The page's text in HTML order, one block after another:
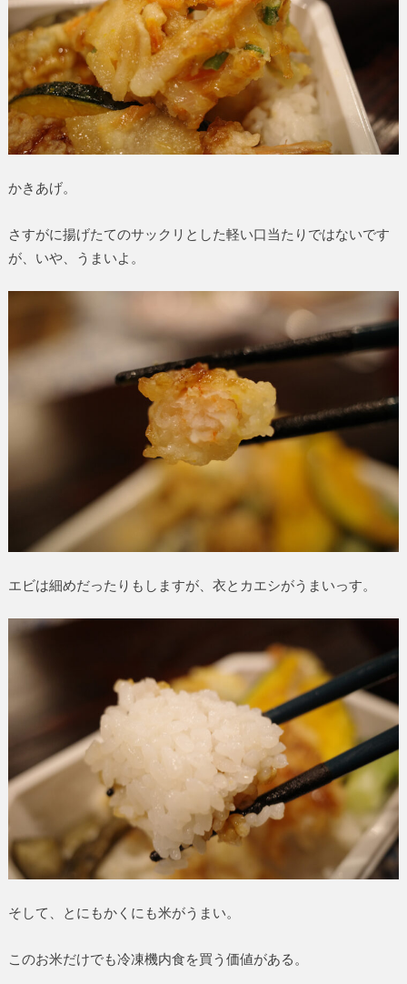
かきあげ。
さすがに揚げたてのサックリとした軽い口当たりではないです
が、いや、うまいよ。
エビは細めだったりもしますが、衣とカエシがうまいっす。
そして、とにもかくにも米がうまい。
このお米だけでも冷凍機内食を買う価値がある。